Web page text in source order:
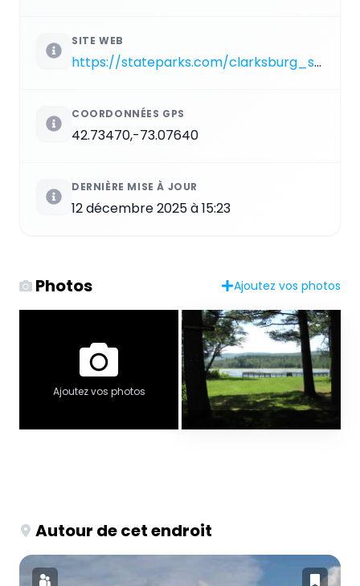
SITE WEB
https://stateparks.com/clarksburg_state_park_in_massachusetts.html
COORDONNÉES GPS
42.73470,-73.07640
DERNIÈRE MISE À JOUR
12 décembre 2025 à 15:23
Photos Ajoutez vos photos
Ajoutez vos photos
Autour de cet endroit